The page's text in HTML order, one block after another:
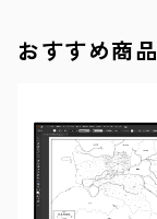
おすすめ商品